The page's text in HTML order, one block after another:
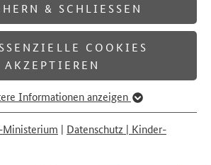
& SCHLIESSEN
COOKIES
AKZEPTIEREN
Informationen anzeigen
| Datenschutz | Kinder-